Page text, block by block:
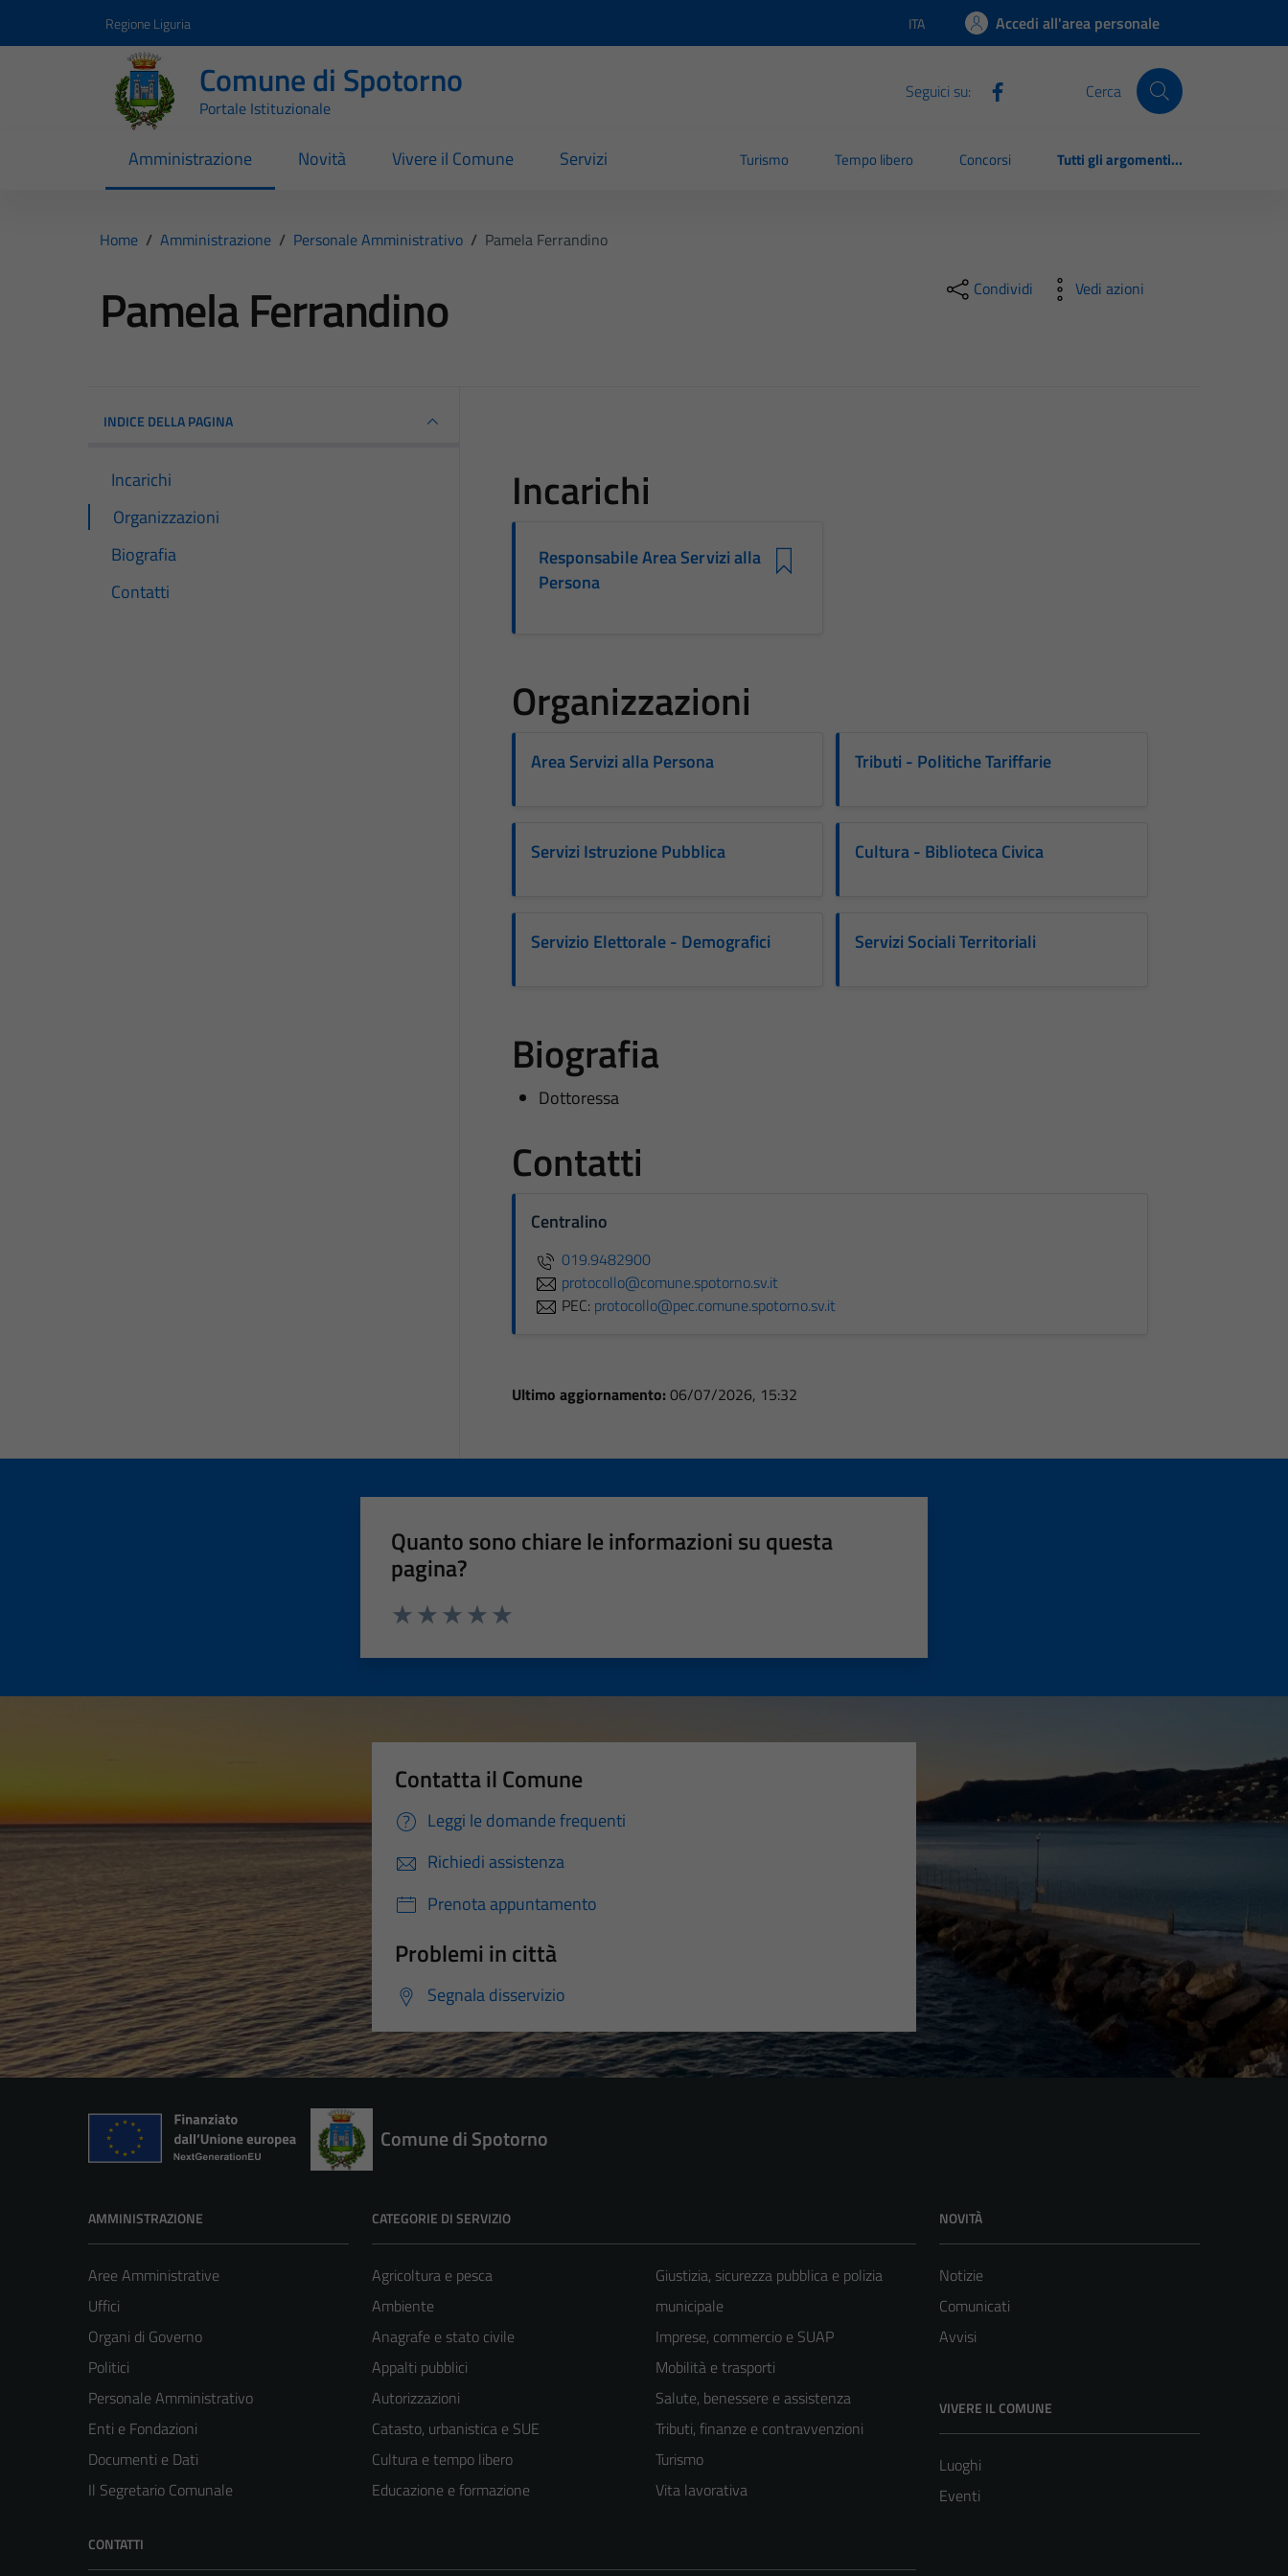
Regione Liguria Lingua attiva:
ITA Accedi all'area personale
Comune di Spotorno
Portale Istituzionale
Seguici su: Cerca
Amministrazione Novità Vivere il Comune Servizi Turismo Tempo libero Concorsi Tutti gli argomenti...
Home / Amministrazione / Personale Amministrativo / Pamela Ferrandino
Pamela Ferrandino Condividi Vedi azioni
INDICE DELLA PAGINA
Incarichi
Organizzazioni
Biografia
Contatti
Incarichi
Responsabile Area Servizi alla
Persona
Organizzazioni
Area Servizi alla Persona Tributi - Politiche Tariffarie
Servizi Istruzione Pubblica Cultura - Biblioteca Civica
Servizio Elettorale - Demografici Servizi Sociali Territoriali
Biografia
Dottoressa
Contatti
Centralino
019.9482900
protocollo@comune.spotorno.sv.it
PEC: protocollo@pec.comune.spotorno.sv.it
Ultimo aggiornamento: 06/07/2026, 15:32
Quanto sono chiare le informazioni su questa
pagina?
Contatta il Comune
Leggi le domande frequenti
Richiedi assistenza
Prenota appuntamento
Problemi in città
Segnala disservizio
Comune di Spotorno
AMMINISTRAZIONE
Aree Amministrative
Uffici
Organi di Governo
Politici
Personale Amministrativo
Enti e Fondazioni
Documenti e Dati
Il Segretario Comunale
CATEGORIE DI SERVIZIO
Agricoltura e pesca
Ambiente
Anagrafe e stato civile
Appalti pubblici
Autorizzazioni
Catasto, urbanistica e SUE
Cultura e tempo libero
Educazione e formazione
Giustizia, sicurezza pubblica e polizia
municipale
Imprese, commercio e SUAP
Mobilità e trasporti
Salute, benessere e assistenza
Tributi, finanze e contravvenzioni
Turismo
Vita lavorativa
NOVITÀ
Notizie
Comunicati
Avvisi
VIVERE IL COMUNE
Luoghi
Eventi
CONTATTI